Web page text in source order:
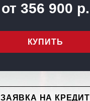
от 356 900 р.
КУПИТЬ
ЗАЯВКА НА КРЕДИТ